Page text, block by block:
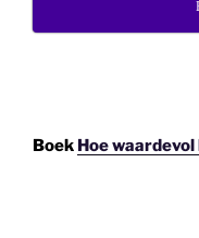
Boek Hoe waardevol